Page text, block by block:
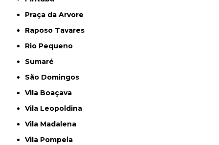
Praça da Arvore
Raposo Tavares
Rio Pequeno
Sumaré
São Domingos
Vila Boaçava
Vila Leopoldina
Vila Madalena
Vila Pompeia